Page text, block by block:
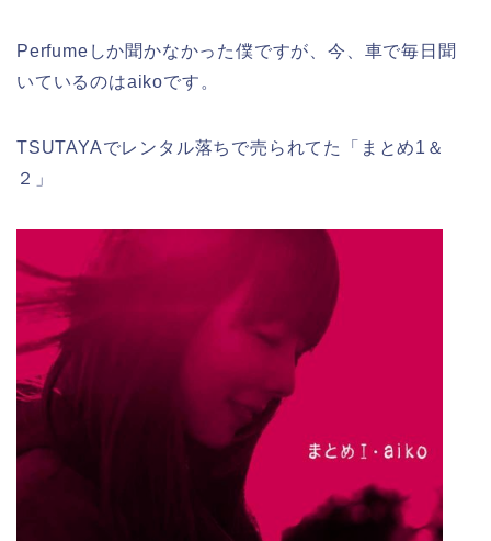
Perfumeしか聞かなかった僕ですが、今、車で毎日聞
いているのはaikoです。
TSUTAYAでレンタル落ちで売られてた「まとめ1＆
２」